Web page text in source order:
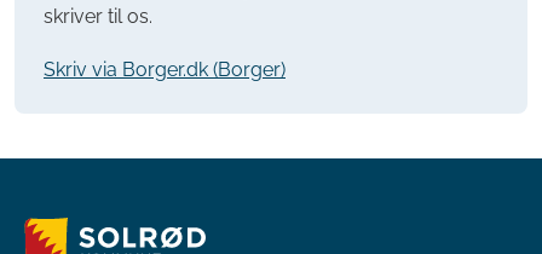
skriver til os.
Skriv via Borger.dk (Borger)